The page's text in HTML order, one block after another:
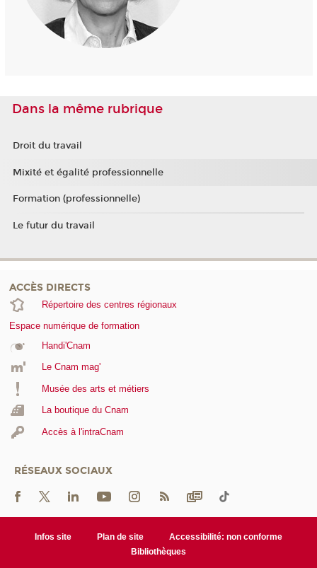
Dans la même rubrique
Droit du travail
Mixité et égalité professionnelle
Formation (professionnelle)
Le futur du travail
ACCÈS DIRECTS
Répertoire des centres régionaux
Espace numérique de formation
Handi'Cnam
Le Cnam mag'
Musée des arts et métiers
La boutique du Cnam
Accès à l'intraCnam
RÉSEAUX SOCIAUX
Infos site Plan de site
Accessibilité: non conforme
Bibliothèques